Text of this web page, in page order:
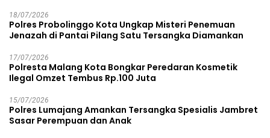
18/07/2026
Polres Probolinggo Kota Ungkap Misteri Penemuan
Jenazah di Pantai Pilang Satu Tersangka Diamankan
17/07/2026
Polresta Malang Kota Bongkar Peredaran Kosmetik
Ilegal Omzet Tembus Rp.100 Juta
15/07/2026
Polres Lumajang Amankan Tersangka Spesialis Jambret
Sasar Perempuan dan Anak